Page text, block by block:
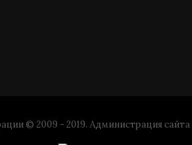
© 2009 - 2019. Администрация сайта